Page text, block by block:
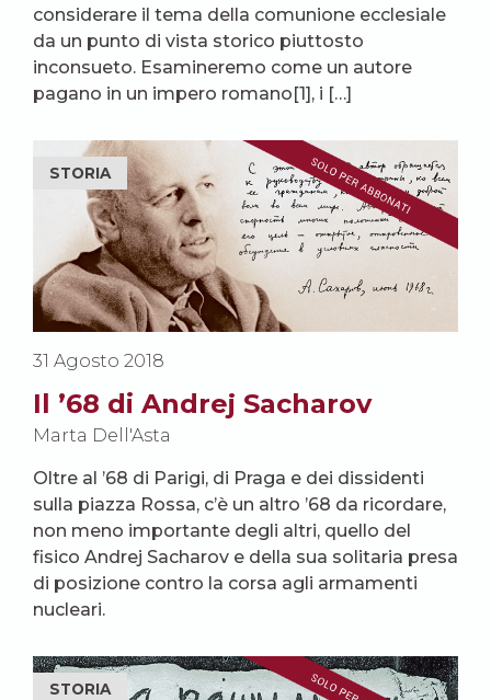
considerare il tema della comunione ecclesiale
da un punto di vista storico piuttosto
inconsueto. Esamineremo come un autore
pagano in un impero romano[1], i […]
STORIA
31 Agosto 2018
Il ’68 di Andrej Sacharov
Marta Dell'Asta
Oltre al ’68 di Parigi, di Praga e dei dissidenti
sulla piazza Rossa, c’è un altro ’68 da ricordare,
non meno importante degli altri, quello del
fisico Andrej Sacharov e della sua solitaria presa
di posizione contro la corsa agli armamenti
nucleari.
STORIA